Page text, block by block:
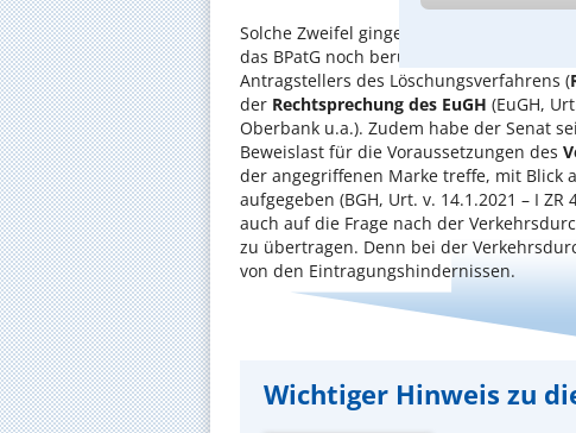
Solche Zweifel gingen – entgegen der
das BPatG noch berufen habe – zu
Antragstellers des Löschungsverfahrens (
der Rechtsprechung des EuGH (EuGH,
Oberbank u.a.). Zudem habe der Senat
Beweislast für die Voraussetzungen des
der angegriffenen Marke treffe, mit Blick
aufgegeben (BGH, Urt. v. 14.1.2021 – I ZR
auch auf die Frage nach der
zu übertragen. Denn bei der
von den Eintragungshindernissen.
Wichtiger Hinweis zu